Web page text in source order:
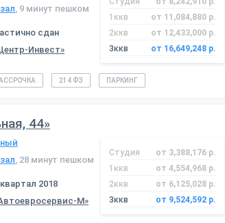
, 9 минут пешком
сдан
Инвест»
1ккв
от 11,084,880 р.
2ккв
от 12,433,000 р.
3ккв
от 16,649,248 р.
214 ФЗ ПАРКИНГ
44»
, 28 минут пешком
2018
М»
Студия
от 3,388,176 р.
1ккв
от 4,554,968 р.
2ккв
от 6,125,028 р.
3ккв
от 9,524,592 р.